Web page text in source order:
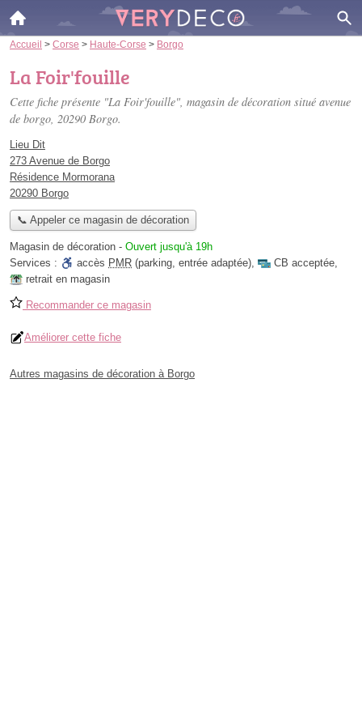
Accueil > Corse > Haute-Corse > Borgo
La Foir'fouille
Cette fiche présente "La Foir'fouille", magasin de décoration situé avenue
de borgo, 20290 Borgo.
Lieu Dit
273 Avenue de Borgo
Résidence Mormorana
20290 Borgo
📞 Appeler ce magasin de décoration
Magasin de décoration - Ouvert jusqu'à 19h
Services :
accès PMR (parking, entrée adaptée), CB acceptée,
retrait en magasin
Recommander ce magasin
Améliorer cette fiche
Autres magasins de décoration à Borgo